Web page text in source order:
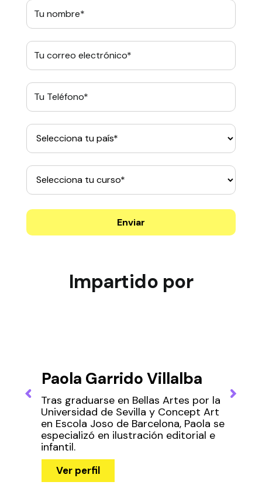
Impartido por
Paola Garrido Villalba
Tras graduarse en Bellas Artes por la
Universidad de Sevilla y Concept Art
en Escola Joso de Barcelona, Paola se
especializó en ilustración editorial e
infantil.
Ver perfil